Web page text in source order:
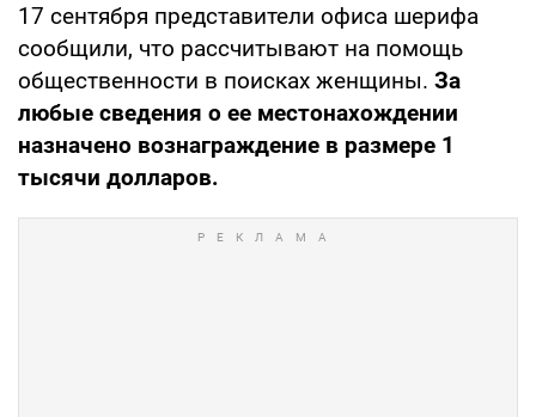
17 сентября представители офиса шерифа
сообщили, что рассчитывают на помощь
общественности в поисках женщины. За
любые сведения о ее местонахождении
назначено вознаграждение в размере 1
тысячи долларов.